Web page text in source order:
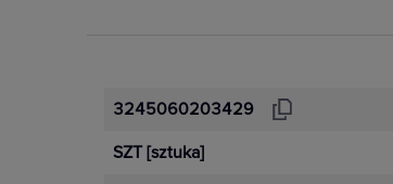
3245060203429
SZT [sztuka]